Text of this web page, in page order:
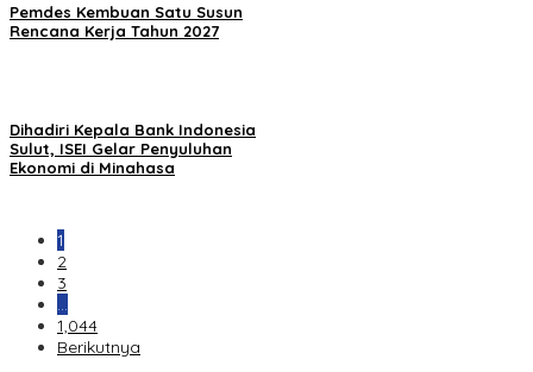
Pemdes Kembuan Satu Susun
Rencana Kerja Tahun 2027
Dihadiri Kepala Bank Indonesia
Sulut, ISEI Gelar Penyuluhan
Ekonomi di Minahasa
1
2
3
…
1,044
Berikutnya